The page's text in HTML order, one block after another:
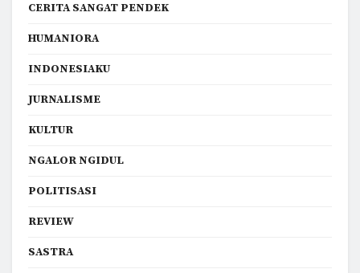
CERITA SANGAT PENDEK
HUMANIORA
INDONESIAKU
JURNALISME
KULTUR
NGALOR NGIDUL
POLITISASI
REVIEW
SASTRA